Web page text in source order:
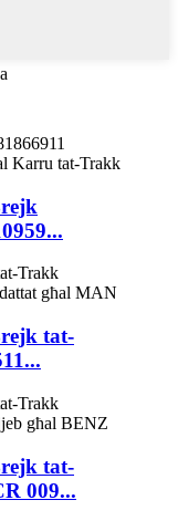
tat-
tat-
009...